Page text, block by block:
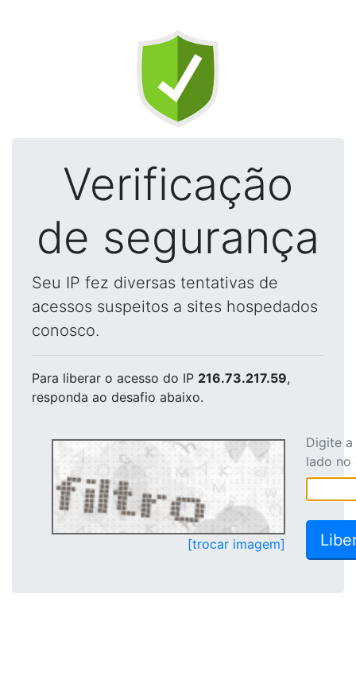
Verificação
de segurança
Seu IP fez diversas tentativas de
acessos suspeitos a sites hospedados
conosco.
Para liberar o acesso do IP 216.73.217.59,
responda ao desafio abaixo.
[trocar imagem]
Digite
lado no